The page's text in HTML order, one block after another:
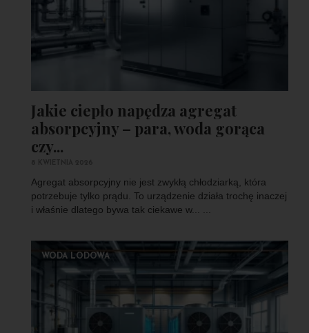
Jakie ciepło napędza agregat
absorpcyjny – para, woda gorąca
czy...
Agregat absorpcyjny nie jest zwykłą chłodziarką, która
potrzebuje tylko prądu. To urządzenie działa trochę inaczej
i właśnie dlatego bywa tak ciekawe w... ...
WODA LODOWA